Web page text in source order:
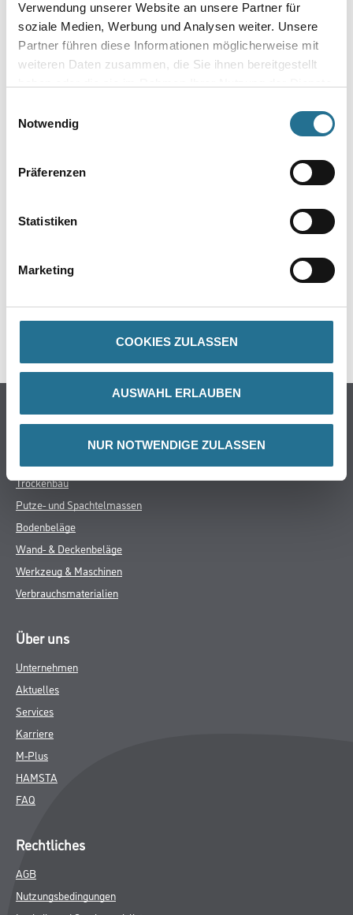
Verwendung unserer Website an unsere Partner für
soziale Medien, Werbung und Analysen weiter. Unsere
Partner führen diese Informationen möglicherweise mit
weiteren Daten zusammen, die Sie ihnen bereitgestellt
Notwendig
Präferenzen
Statistiken
Marketing
COOKIES ZULASSEN
AUSWAHL ERLAUBEN
NUR NOTWENDIGE ZULASSEN
PRODUKTEIGENSCHAFTEN
SPEZIFIKATIONEN
Online-Shop
Trockenbau
Putze- und Spachtelmassen
Bodenbeläge
Wand- & Deckenbeläge
Werkzeug & Maschinen
Verbrauchsmaterialien
Über uns
Unternehmen
Aktuelles
Services
Karriere
M-Plus
HAMSTA
FAQ
Rechtliches
AGB
Nutzungsbedingungen